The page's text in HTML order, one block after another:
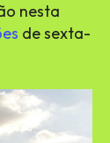
nesta
de sexta-